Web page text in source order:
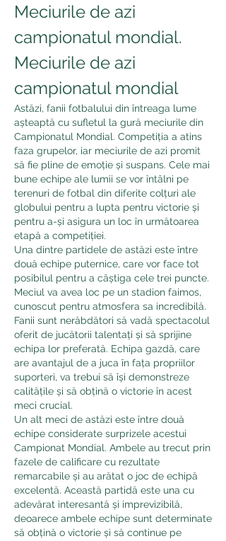
Meciurile de azi
campionatul mondial.
Meciurile de azi
campionatul mondial
Astăzi, fanii fotbalului din întreaga lume
așteaptă cu sufletul la gură meciurile din
Campionatul Mondial. Competiția a atins
faza grupelor, iar meciurile de azi promit
să fie pline de emoție și suspans. Cele mai
bune echipe ale lumii se vor întâlni pe
terenuri de fotbal din diferite colțuri ale
globului pentru a lupta pentru victorie și
pentru a-și asigura un loc în următoarea
etapă a competiției.
Una dintre partidele de astăzi este între
două echipe puternice, care vor face tot
posibilul pentru a câștiga cele trei puncte.
Meciul va avea loc pe un stadion faimos,
cunoscut pentru atmosfera sa incredibilă.
Fanii sunt nerăbdători să vadă spectacolul
oferit de jucătorii talentați și să sprijine
echipa lor preferată. Echipa gazdă, care
are avantajul de a juca în fața propriilor
suporteri, va trebui să își demonstreze
calitățile și să obțină o victorie în acest
meci crucial.
Un alt meci de astăzi este între două
echipe considerate surprizele acestui
Campionat Mondial. Ambele au trecut prin
fazele de calificare cu rezultate
remarcabile și au arătat o joc de echipă
excelentă. Această partidă este una cu
adevărat interesantă și imprevizibilă,
deoarece ambele echipe sunt determinate
să obțină o victorie și să continue pe